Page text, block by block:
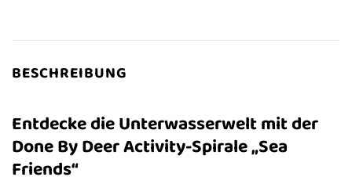
BESCHREIBUNG
Entdecke die Unterwasserwelt mit der
Done By Deer Activity-Spirale „Sea
Friends“